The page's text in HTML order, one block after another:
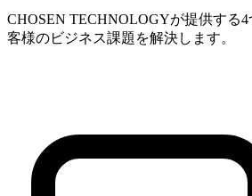
CHOSEN TECHNOLOGYが提供する
客様のビジネス課題を解決します。